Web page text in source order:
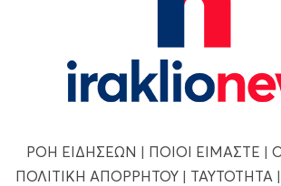
ΡΟΗ ΕΙΔΗΣΕΩΝ | ΠΟΙΟΙ ΕΙΜΑΣΤΕ |
ΠΟΛΙΤΙΚΗ ΑΠΟΡΡΗΤΟΥ| ΤΑΥΤΟΤΗΤΑ |